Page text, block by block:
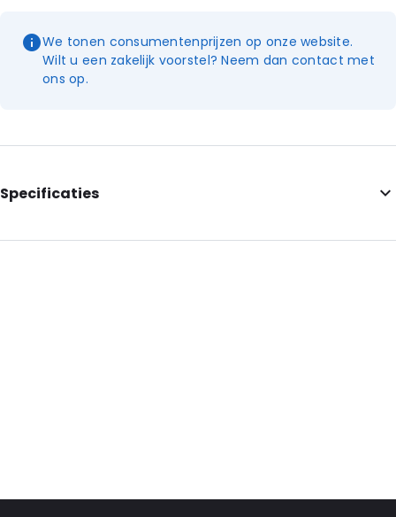
We tonen consumentenprijzen op onze website.
Wilt u een zakelijk voorstel? Neem dan contact met
ons op.
Specificaties
External Length: 200